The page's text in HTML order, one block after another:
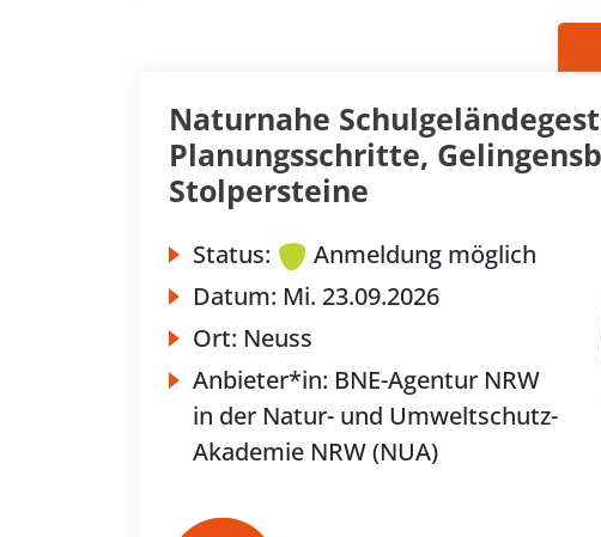
Naturnahe
Planungsschritte,
Stolpersteine
Status:
Anmeldung möglich
Datum: Mi. 23.09.2026
Ort: Neuss
Anbieter*in: BNE-Agentur NRW
in der Natur- und Umweltschutz-
Akademie NRW (NUA)